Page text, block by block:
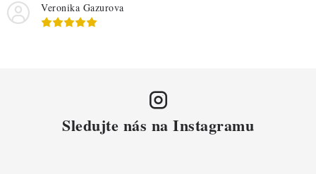
Veronika Gazurova
Sledujte nás na Instagramu